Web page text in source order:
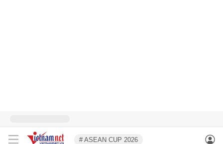
# ASEAN CUP 2026